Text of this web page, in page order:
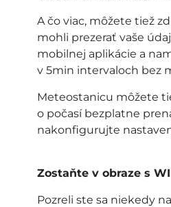
A čo viac, môžete tiež
mohli prezerať vaše
mobilnej aplikácie a
v 5min intervaloch bez
Meteostanicu môžete
o počasí bezplatne
nakonfigurujte
Zostaňte v obraze s
Pozreli ste sa niekedy